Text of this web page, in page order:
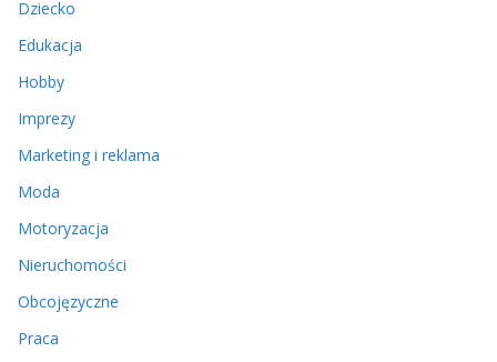
Dziecko
Edukacja
Hobby
Imprezy
Marketing i reklama
Moda
Motoryzacja
Nieruchomości
Obcojęzyczne
Praca